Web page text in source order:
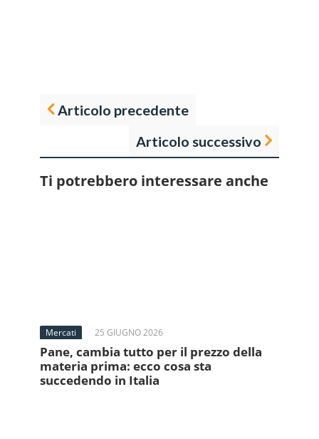
Articolo precedente
Articolo successivo
Ti potrebbero interessare anche
Mercati 25 GIUGNO 2026
Pane, cambia tutto per il prezzo della
materia prima: ecco cosa sta
succedendo in Italia